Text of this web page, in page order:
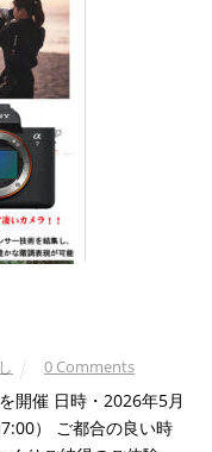
0 Comments
開催 日時・2026年5月
） ご都合の良い時